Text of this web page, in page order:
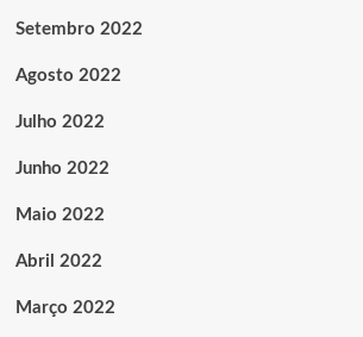
Setembro 2022
Agosto 2022
Julho 2022
Junho 2022
Maio 2022
Abril 2022
Março 2022